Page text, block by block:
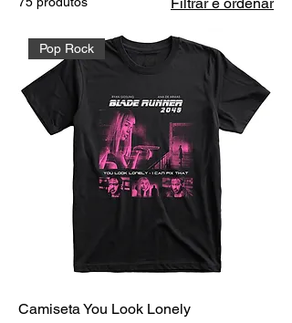
Pop Rock
Camiseta You Look Lonely